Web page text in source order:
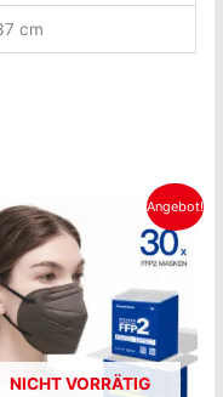
cm
Angebot!
NICHT VORRÄTIG
Preis
war:
€21.99
Preis
ist:
€14.99.